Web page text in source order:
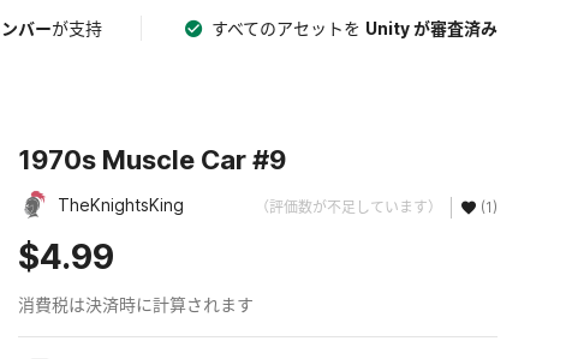
バーが支持 すべてのアセットを Unity が審査済み
1970s Muscle Car #9
TheKnightsKing （評価数が不足しています） (1)
$4.99
消費税は決済時に計算されます